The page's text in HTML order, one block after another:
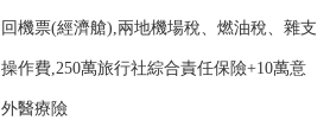
回機票(經濟艙),兩地機場稅、燃油稅、雜支
操作費,250萬旅行社綜合責任保險+10萬意
外醫療險